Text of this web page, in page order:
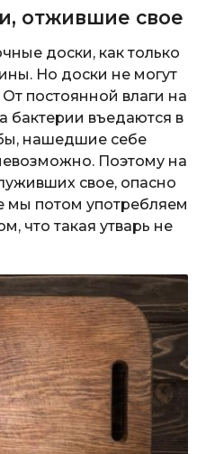
отжившие свое
доски, как только
Но доски не могут
От постоянной влаги на
бактерии въедаются в
нашедшие себе
Поэтому на
свое, опасно
мы потом употребляем
что такая утварь не